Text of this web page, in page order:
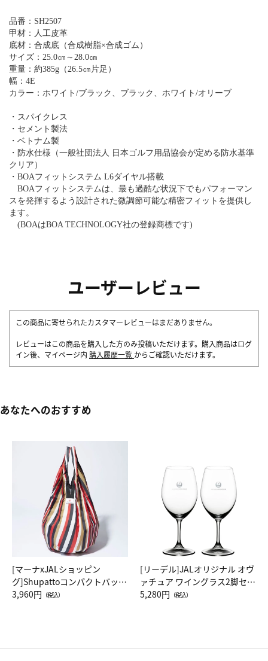
品番：SH2507
甲材：人工皮革
底材：合成底（合成樹脂×合成ゴム）
サイズ：25.0㎝～28.0㎝
重量：約385g（26.5㎝片足）
幅：4E
カラー：ホワイト/ブラック、ブラック、ホワイト/オリーブ
・スパイクレス
・セメント製法
・ベトナム製
・防水仕様（一般社団法人 日本ゴルフ用品協会が定める防水基準
クリア）
・BOAフィットシステム L6ダイヤル搭載
BOAフィットシステムは、最も過酷な状況下でもパフォーマン
スを発揮するよう設計された微調節可能な精密フィットを提供し
ます。
(BOAはBOA TECHNOLOGY社の登録商標です)
ユーザーレビュー
この商品に寄せられたカスタマーレビューはまだありません。
レビューはこの商品を購入した方のみ投稿いただけます。購入商品はログ
イン後、マイページ内 購入履歴一覧 からご確認いただけます。
あなたへのおすすめ
[マーナxJALショッピン
グ]Shupattoコンパクトバッグ
Drop JAL客室乗務員（LC）ス
3,960円 （税込）
[リーデル]JALオリジナル オヴ
ァチュア ワイングラス2脚セッ
ト（レッドワイン）
5,280円 （税込）